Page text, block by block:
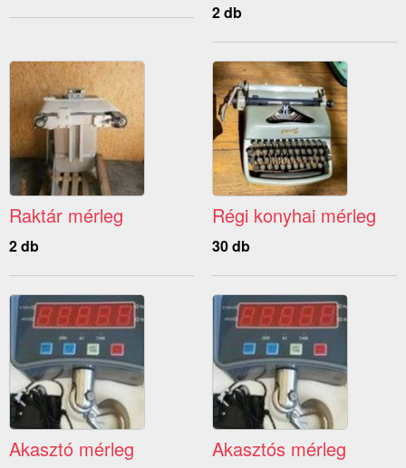
2 db
Raktár mérleg
2 db
Régi konyhai mérleg
30 db
Akasztó mérleg Akasztós mérleg